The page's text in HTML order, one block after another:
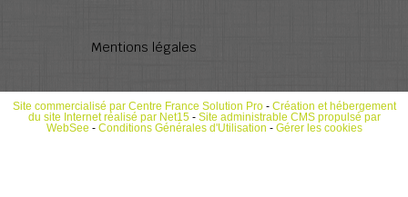
Mentions légales
Site commercialisé par Centre France Solution Pro- Création et hébergement
du site Internet réalisé par Net15- Site administrable CMS propulsé par
WebSee - Conditions Générales d'Utilisation - Gérer les cookies